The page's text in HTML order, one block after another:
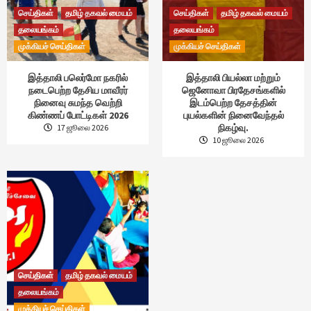
செய்திகள்
தமிழ் தகவல் மையம்
தலையங்கம்
முக்கியச் செய்திகள்
இத்தாலி பலெர்மோ நகரில்
நடைபெற்ற தேசிய மாவீரர்
நினைவு சுமந்த வெற்றி
கிண்ணப் போட்டிகள் 2026
17 ஜூலை 2026
செய்திகள்
தமிழ் தகவல் மையம்
தலையங்கம்
முக்கியச் செய்திகள்
இத்தாலி பியல்லா மற்றும்
ஜெனோவா பிரதேசங்களில்
இடம்பெற்ற தேசத்தின்
புயல்களின் நினைவேந்தல்
நிகழ்வு.
10 ஜூலை 2026
செய்திகள்
தமிழ் தகவல் மையம்
தலையங்கம்
முக்கியச் செய்திகள்